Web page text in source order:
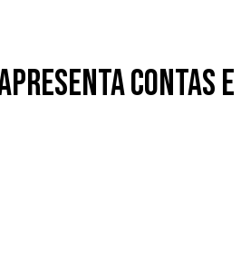
contas